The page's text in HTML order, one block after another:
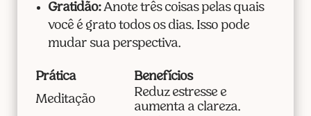
Gratidão:Anote três coisas pelas quais
você é grato todos os dias. Isso pode
mudar sua perspectiva.
Prática
Benefícios
Meditação
Reduz estresse e
aumenta a clareza.